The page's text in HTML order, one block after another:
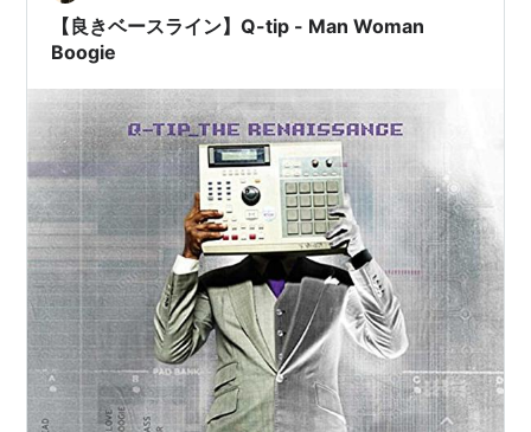
【良きベースライン】Q-tip - Man Woman
Boogie